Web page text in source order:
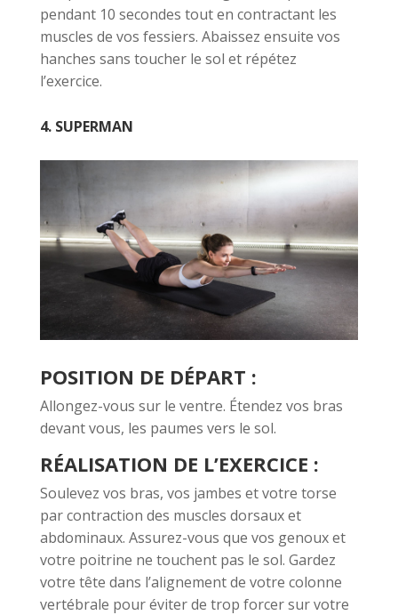
pendant 10 secondes tout en contractant les
muscles de vos fessiers. Abaissez ensuite vos
hanches sans toucher le sol et répétez
l’exercice.
4. SUPERMAN
POSITION DE DÉPART :
Allongez-vous sur le ventre. Étendez vos bras
devant vous, les paumes vers le sol.
RÉALISATION DE L’EXERCICE :
Soulevez vos bras, vos jambes et votre torse
par contraction des muscles dorsaux et
abdominaux. Assurez-vous que vos genoux et
votre poitrine ne touchent pas le sol. Gardez
votre tête dans l’alignement de votre colonne
vertébrale pour éviter de trop forcer sur votre